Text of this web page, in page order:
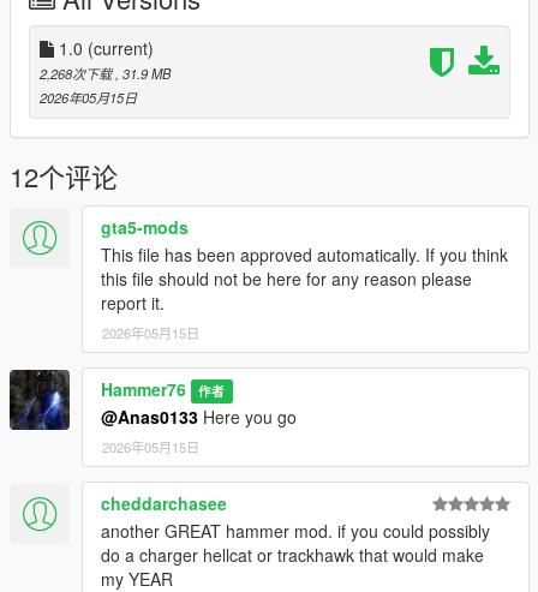
Then scroll to the bottom and hit Enter to add a empty space.
Add the line dlcpacks:/amdbr/
to the dlclist and save then exit.
SPAWN: amdbr
1.0 (current)
2,268次下载 , 31.9 MB
2026年05月15日
12个评论
gta5-mods
This file has been approved automatically. If you think
this file should not be here for any reason please
report it.
2026年05月15日
Hammer76 作者
@Anas0133 Here you go
2026年05月15日
cheddarchasee
another GREAT hammer mod. if you could possibly
do a charger hellcat or trackhawk that would make
my YEAR